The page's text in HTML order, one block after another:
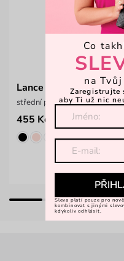
Lance Blue
střední puntíkatá peněženka
455 Kč 799 Kč
Co
na
Zaregistrujte
aby Ti už nic
Sleva platí pouze pro
kombinovat s jinými
kdykoliv odhlásit.